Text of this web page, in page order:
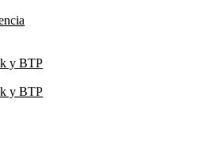
y BTP
y BTP